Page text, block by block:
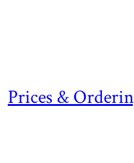
Prices &